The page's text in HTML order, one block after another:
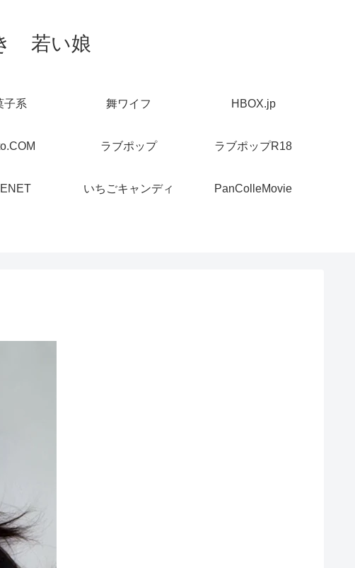
若い娘
子系 舞ワイフ HBOX.jp
ラブポップ ラブポップR18
いちごキャンディ PanColleMovie